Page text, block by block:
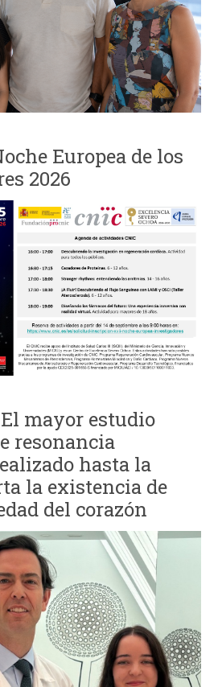
Europea de los
2026
mayor estudio
resonancia
hasta la
la existencia de
del corazón